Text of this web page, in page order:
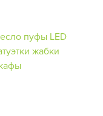
пуфы LED
жабки